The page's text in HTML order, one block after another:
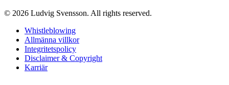
© 2026 Ludvig Svensson. All rights reserved.
Whistleblowing
Allmänna villkor
Integritetspolicy
Disclaimer & Copyright
Karriär